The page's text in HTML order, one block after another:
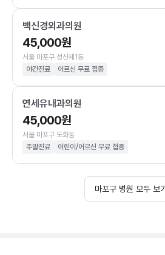
백신경외과의원
45,000원
서울 마포구 성산제1동
야간진료
어르신 무료 접종
연세유내과의원
45,000원
서울 마포구 도화동
주말진료
어린이/어르신 무료 접종
마포구 병원 모두 보기